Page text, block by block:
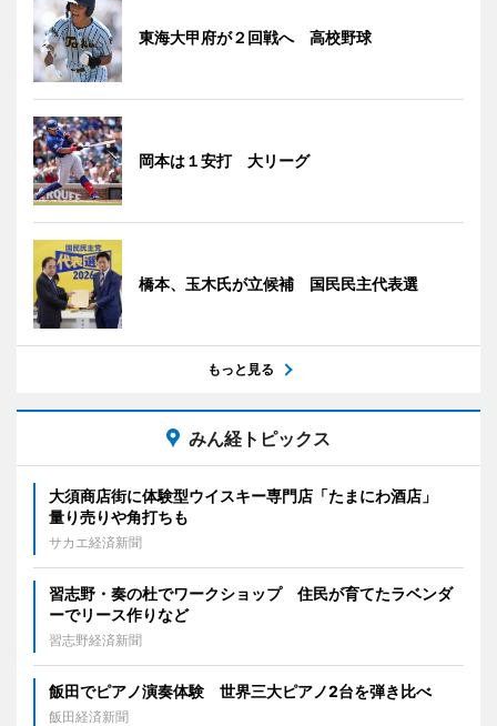
東海大甲府が２回戦へ 高校野球
岡本は１安打 大リーグ
橋本、玉木氏が立候補 国民民主代表選
もっと見る
みん経トピックス
大須商店街に体験型ウイスキー専門店「たまにわ酒店」
量り売りや角打ちも
サカエ経済新聞
習志野・奏の杜でワークショップ 住民が育てたラベンダ
ーでリース作りなど
習志野経済新聞
飯田でピアノ演奏体験 世界三大ピアノ2台を弾き比べ
飯田経済新聞